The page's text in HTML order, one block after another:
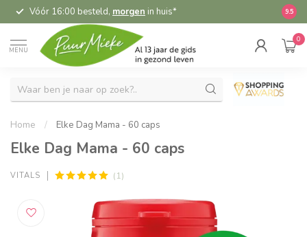
Vóór 16:00 besteld, morgen in huis* 9.5
MENU
0
Home / Elke Dag Mama - 60 caps
Elke Dag Mama - 60 caps
VITALS (1)